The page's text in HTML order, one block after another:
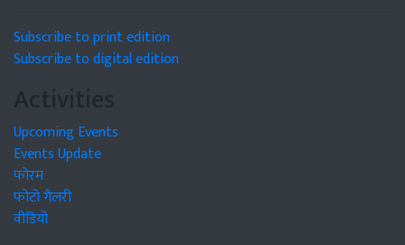
Subscribe to print edition
Subscribe to digital edition
Activities
Upcoming Events
Events Update
फोरम
फोटो गैलरी
वीडियो